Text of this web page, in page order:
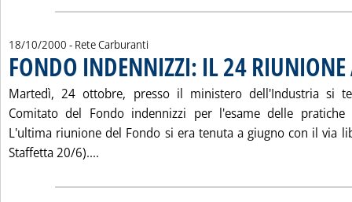
18/10/2000 - Rete Carburanti
FONDO INDENNIZZI: IL 24
Martedì, 24 ottobre, presso il ministero dell'Industria si
Comitato del Fondo indennizzi per l'esame delle
L'ultima riunione del Fondo si era tenuta a giugno con il via
Staffetta 20/6)....